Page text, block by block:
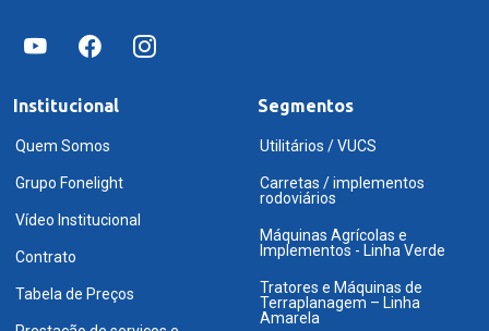
Institucional
Quem Somos
Grupo Fonelight
Vídeo Institucional
Contrato
Tabela de Preços
Segmentos
Utilitários / VUCS
Carretas / implementos
rodoviários
Máquinas Agrícolas e
Implementos - Linha Verde
Tratores e Máquinas de
Terraplanagem – Linha
Amarela